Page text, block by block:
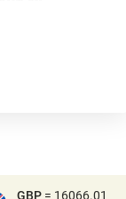
GBP = 16066.01